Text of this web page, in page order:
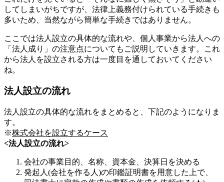
してしまいがちですが、法律上義務付けられている手続きも
多いため、当然ながら簡単な手続きではありません。
ここでは法人設立の具体的な流れや、個人事業から法人への
「法人成り」の注意点についてもご説明していきます。これ
から法人を設立される方は一度目を通しておいてください
ね。
法人設立の流れ
法人設立の具体的な流れをまとめると、下記のようになりま
す。
※株式会社を設立するケース
<法人設立の流れ>
会社の事業目的、名称、資本金、決算日を決める
発起人(会社を作る人)の印鑑証明書を用意した上で、